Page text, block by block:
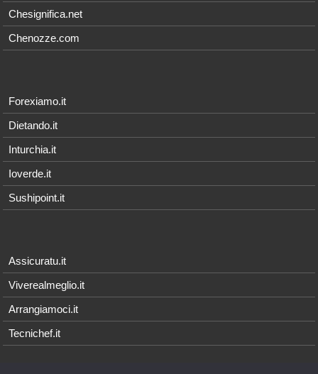
Chesignifica.net
Chenozze.com
Forexiamo.it
Dietando.it
Inturchia.it
Ioverde.it
Sushipoint.it
Assicuratu.it
Viverealmeglio.it
Arrangiamoci.it
Tecnichef.it